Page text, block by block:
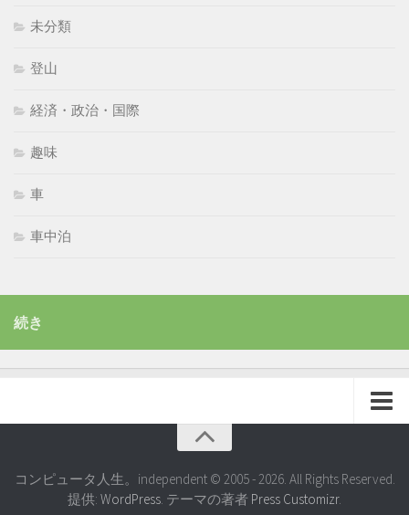
未分類
登山
経済・政治・国際
趣味
車
車中泊
続き
コンピュータ人生。independent © 2005 - 2026. All Rights Reserved.
提供: WordPress. テーマの著者 Press Customizr.